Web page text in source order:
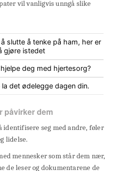
vil vanligvis unngå slike
slutte å tenke på ham, her er
gjøre istedet
deg med hjertesorg?
det ødelegge dagen din.
påvirker dem
identifisere seg med andre, føler
lidelse.
mennesker som står dem nær,
de leser og dokumentarene de